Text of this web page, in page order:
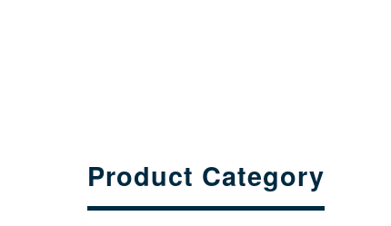
Product Category